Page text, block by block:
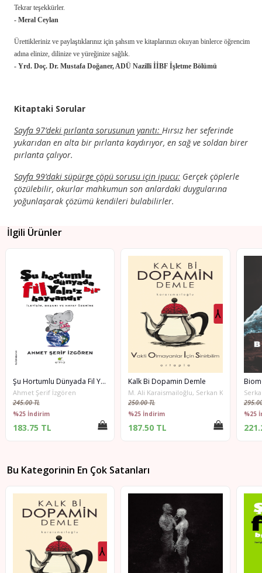
Tekrar teşekkürler.
- Meral Ceylan
Ürettikleriniz ve paylaştıklarınız için şahsım ve kitaplarınızı okuyan binlerce öğrencim
adına elinize, dilinize ve yüreğinize sağlık.
- Yrd. Doç. Dr. Mustafa Doğaner, ADÜ Nazilli İİBF İşletme Bölümü
Kitaptaki Sorular
Sayfa 97’deki pırlanta sorusunun yanıtı: Hırsız her seferinde
yukarıdan en alta bir pırlanta kaydırıyor, en sağ ve soldan birer
pırlanta çalıyor.
Sayfa 99’daki süpürge çöpü sorusu için ipucu: Gerçek çöplerle
çözülebilir, okurlar mahkumun son anlardaki duygularına
yoğunlaşarak çözümü kendileri bulabilirler.
İlgili Ürünler
Şu Hortumlu Dünyada Fil Yalnız Bir Hayvandır
Ahmet Şerif İzgören
245.00 TL
%25 İndirim
183.75 TL
Kalk Bi Dopamin Demle
M. Ali Karaismailoğlu, Serkan
250.00 TL
%25 İndirim
187.50 TL
%25
Bu Kategorinin En Çok Satanları